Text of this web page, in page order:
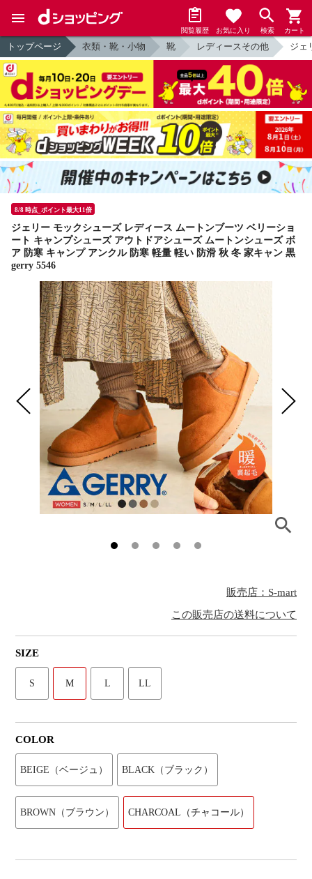
閲覧履歴 お気に入り 検索 カート
トップページ 衣類・靴・小物 靴 レディースその他 ジェ
8/8 時点_ポイント最大11倍
ジェリー モックシューズ レディース ムートンブーツ ベリーショ
ート キャンプシューズ アウトドアシューズ ムートンシューズ ボ
ア 防寒 キャンプ アンクル 防寒 軽量 軽い 防滑 秋 冬 家キャン 黒
gerry 5546
販売店：S-mart
この販売店の送料について
SIZE
S M L LL
COLOR
BEIGE（ベージュ） BLACK（ブラック）
BROWN（ブラウン） CHARCOAL（チャコール）